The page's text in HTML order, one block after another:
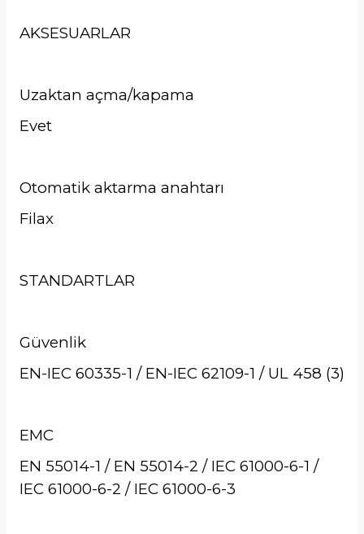
AKSESUARLAR
Uzaktan açma/kapama
Evet
Otomatik aktarma anahtarı
Filax
STANDARTLAR
Güvenlik
EN-IEC 60335-1 / EN-IEC 62109-1 / UL 458 (3)
EMC
EN 55014-1 / EN 55014-2 / IEC 61000-6-1 /
IEC 61000-6-2 / IEC 61000-6-3